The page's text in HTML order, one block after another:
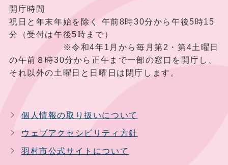
開庁時間
祝日と年末年始を除く 午前8時30分から午後5時15
分（受付は午後5時まで）
※令和4年1月から毎月第2・第4土曜日
の午前８時30分から正午まで一部の窓口を開庁し、
それ以外の土曜日と日曜日は閉庁します。
個人情報の取り扱いについて
ウェブアクセシビリティ方針
羽村市公式サイトについて